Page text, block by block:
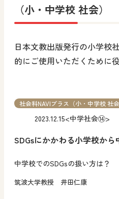
（小・中学校 社会）
日本文教出版発行の小学校
的にご使用いただくために
SDGsにかかわる小学校か
中学校でのSDGsの扱い方は？
筑波大学教授 井田仁康
2023.12.15<中学社会⑭>
社会科NAVIプラス（小・中学校 社会